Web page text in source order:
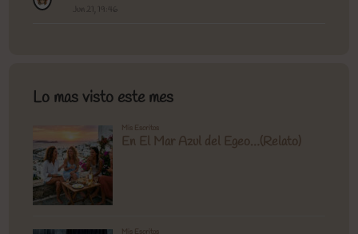
Jun 21, 19:46
Lo mas visto este mes